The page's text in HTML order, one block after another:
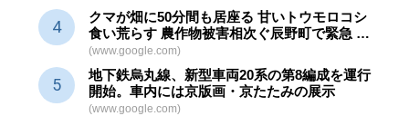
クマが畑に50分間も居座る 甘いトウモロコシ
食い荒らす 農作物被害相次ぐ辰野町で緊急 …
(www.google.com)
地下鉄烏丸線、新型車両20系の第8編成を運行
開始。車内には京版画・京たたみの展示
(www.google.com)